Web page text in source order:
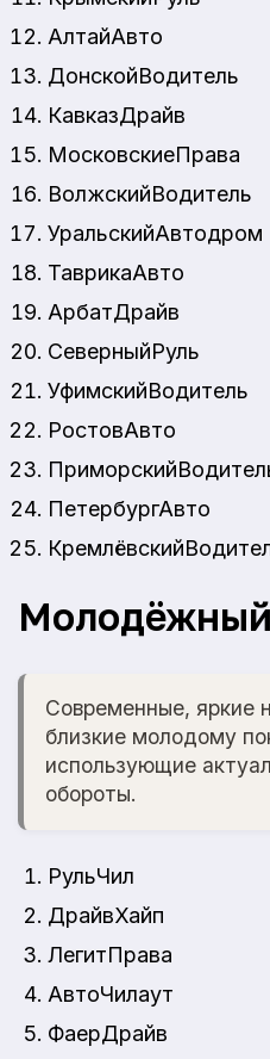
АлтайАвто
ДонскойВодитель
КавказДрайв
МосковскиеПрава
ВолжскийВодитель
УральскийАвтодром
ТаврикаАвто
АрбатДрайв
СеверныйРуль
УфимскийВодитель
РостовАвто
ПетербургАвто
Молодёжный
Современные, яркие
близкие молодому
использующие
обороты.
РульЧил
ДрайвХайп
ЛегитПрава
АвтоЧилаут
ФаерДрайв